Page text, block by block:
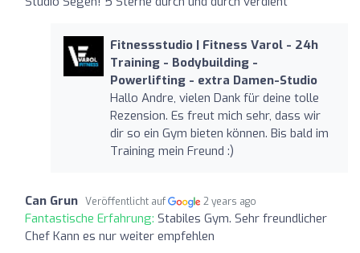
Fitnessstudio | Fitness Varol - 24h
Training - Bodybuilding -
Powerlifting - extra Damen-Studio
Hallo Andre, vielen Dank für deine tolle
Rezension. Es freut mich sehr, dass wir
dir so ein Gym bieten können. Bis bald im
Training mein Freund :)
Can Grun Veröffentlicht auf 2 years ago
Fantastische Erfahrung: Stabiles Gym. Sehr freundlicher
Chef Kann es nur weiter empfehlen